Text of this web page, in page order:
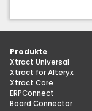
Produkte
Xtract Universal
Xtract for Alteryx
Xtract Core
ERPConnect
Board Connector